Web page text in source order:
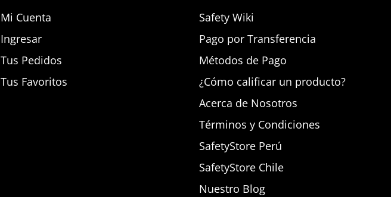
Mi Cuenta
Ingresar
Tus Pedidos
Tus Favoritos
Safety Wiki
Pago por Transferencia
Métodos de Pago
¿Cómo calificar un producto?
Acerca de Nosotros
Términos y Condiciones
SafetyStore Perú
SafetyStore Chile
Nuestro Blog